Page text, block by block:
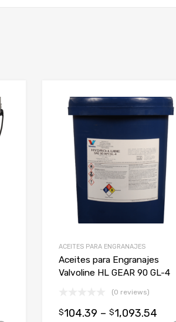
Add to Wishlist
ACEITES PARA ENGRANAJES
Aceites para Engranajes
Valvoline HL GEAR 90 GL-4
(0 reviews)
$104.39 – $1,093.54